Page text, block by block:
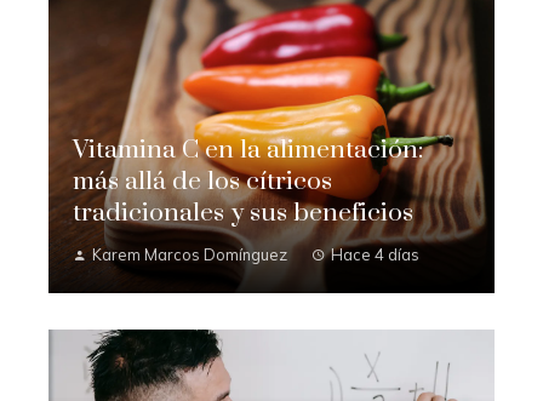
Vitamina C en la alimentación:
más allá de los cítricos
tradicionales y sus beneficios
Karem Marcos Domínguez Hace 4 días